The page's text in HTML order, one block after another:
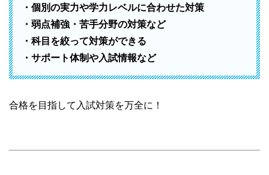
・個別の実力や学力レベルに合わせた対策
・弱点補強・苦手分野の対策など
・科目を絞って対策ができる
・サポート体制や入試情報など
合格を目指して入試対策を万全に！